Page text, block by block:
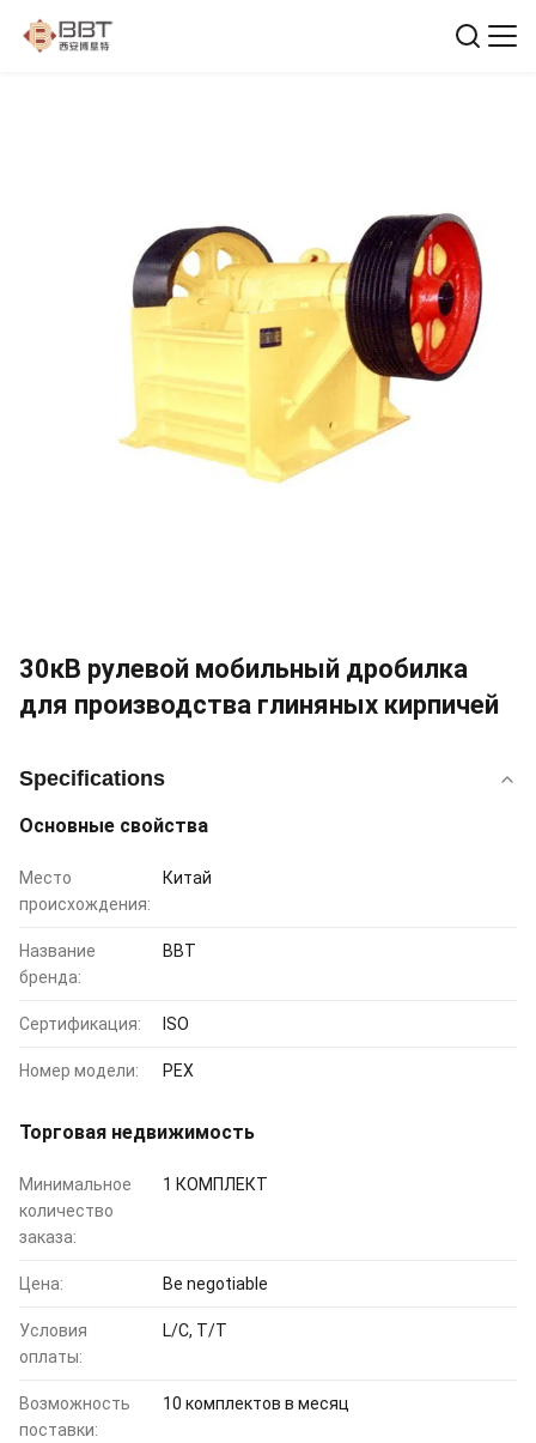
30кВ рулевой мобильный дробилка
для производства глиняных кирпичей
Specifications
Основные свойства
Место
происхождения:
Китай
Название
бренда:
BBT
Сертификация: ISO
Номер модели: PEX
Торговая недвижимость
Минимальное
количество
заказа:
1 КОМПЛЕКТ
Цена: Be negotiable
Условия
оплаты:
L/C, T/T
Возможность
поставки:
10 комплектов в месяц